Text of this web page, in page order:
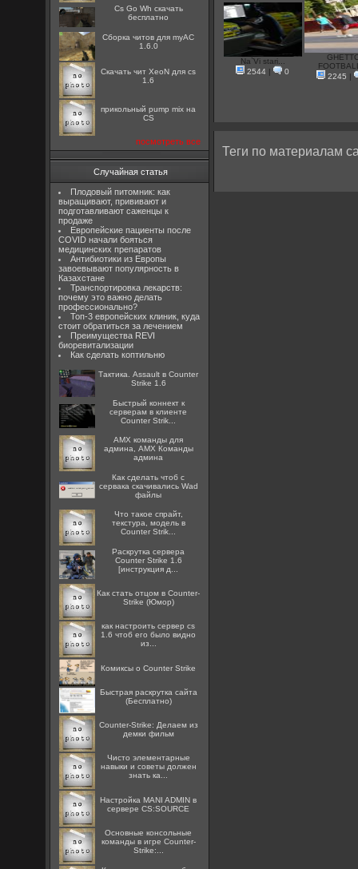
Cs Go Wh скачать
бесплатно
Сборка читов для myAC
1.6.0
Скачать чит XeoN для cs
1.6
прикольный pump mix на
CS
посмотреть все
Случайная статья
Плодовый питомник: как
выращивают, прививают и
подготавливают саженцы к
продаже
Европейские пациенты после
COVID начали бояться
медицинских препаратов
Антибиотики из Европы
завоевывают популярность в
Казахстане
Транспортировка лекарств:
почему это важно делать
профессионально?
Топ-3 европейских клиник, куда
стоит обратиться за лечением
Преимущества REVI
биоревитализации
Как сделать коптильню
Тактика. Assault в Counter
Strike 1.6
Быстрый коннект к
серверам в клиенте
Counter Strik...
AMX команды для
админа, AMX Команды
админа
Как сделать чтоб с
сервака скачивались Wad
файлы
Что такое спрайт,
текстура, модель в
Counter Strik...
Раскрутка сервера
Counter Strike 1.6
[инструкция д...
Как стать отцом в Counter-
Strike (Юмор)
как настроить сервер cs
1.6 чтоб его было видно
из...
Комиксы о Counter Strike
Быстрая раскрутка сайта
(Бесплатно)
Counter-Strike: Делаем из
демки фильм
Чисто элементарные
навыки и советы должен
знать ка...
Настройка MANI ADMIN в
сервере CS:SOURCE
Основные консольные
команды в игре Counter-
Strike:...
Na`Vi stari...
2544 | 0
2245
|
Теги по материалам